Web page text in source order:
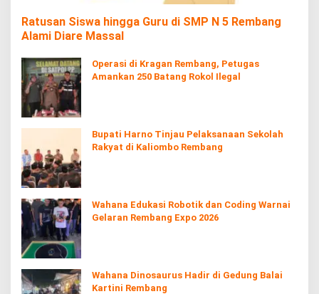
Ratusan Siswa hingga Guru di SMP N 5 Rembang
Alami Diare Massal
Operasi di Kragan Rembang, Petugas
Amankan 250 Batang Rokol Ilegal
Bupati Harno Tinjau Pelaksanaan Sekolah
Rakyat di Kaliombo Rembang
Wahana Edukasi Robotik dan Coding Warnai
Gelaran Rembang Expo 2026
Wahana Dinosaurus Hadir di Gedung Balai
Kartini Rembang